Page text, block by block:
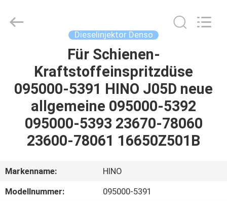
HAUSE
PRODUKTE
VIDEOS
ÜBER
UNS
Parts
Dieselinjektor Denso
Für Schienen-
Kraftstoffeinspritzdüse
095000-5391 HINO J05D neue
allgemeine 095000-5392
095000-5393 23670-78060
23600-78061 16650Z501B
Markenname:
HINO
Modellnummer:
095000-5391